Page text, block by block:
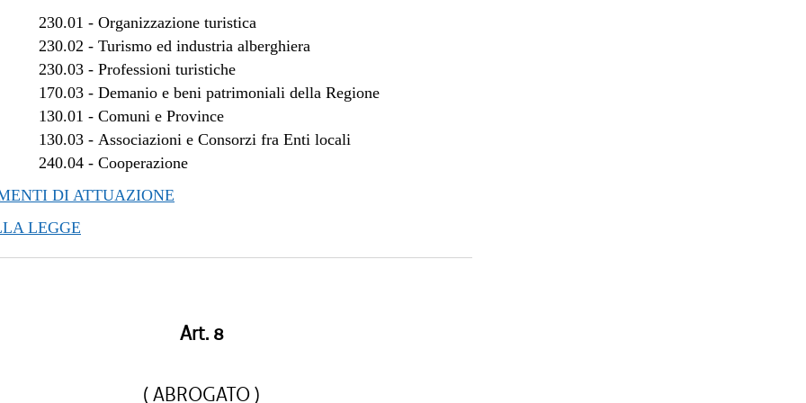
al 28/03/2018
2017 al 04/01/2018
2017 al 10/11/2017
2017 al 08/11/2017
2017 al 09/08/2017
2017 al 17/05/2017
2017 al 14/04/2017
al 08/01/2017
230.01 -Organizzazione turistica
230.02 -Turismo ed industria alberghiera
230.03 -Professioni turistiche
170.03 -Demanio e beni patrimoniali della Regione
130.01 -Comuni e Province
130.03 -Associazioni e Consorzi fra Enti locali
240.04 -Cooperazione
DI ATTUAZIONE
LEGGE
Art. 8
( ABROGATO )